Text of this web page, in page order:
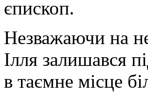
єпископ.
Незважаючи на
Ілля залишався
в таємне місце